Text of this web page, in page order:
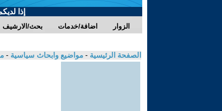
إذا
بحث/الارشيف اضافة/خدمات الزوار
الصفحة الرئيسية - مواضيع وابحاث سياسية -